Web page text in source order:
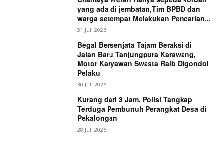
yang ada di jembatan,Tim BPBD dan
warga setempat Melakukan Pencarian...
31 Juli 2026
Begal Bersenjata Tajam Beraksi di
Jalan Baru Tanjungpura Karawang,
Motor Karyawan Swasta Raib Digondol
Pelaku
30 Juli 2026
Kurang dari 3 Jam, Polisi Tangkap
Terduga Pembunuh Perangkat Desa di
Pekalongan
28 Juli 2026